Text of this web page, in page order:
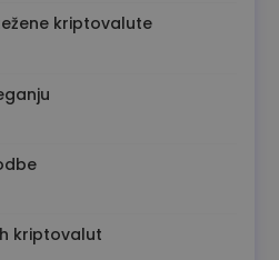
kriptovalute
kriptovalut